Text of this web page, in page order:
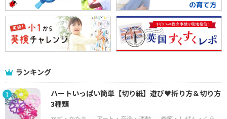
ランキング
1
ハートいっぱい簡単【切り紙】遊び♥折り方＆切り方
3種類